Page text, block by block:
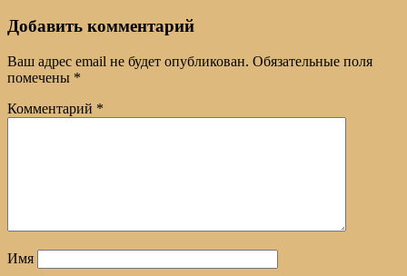
Добавить комментарий
Ваш адрес email не будет опубликован. Обязательные поля
помечены *
Комментарий *
Имя